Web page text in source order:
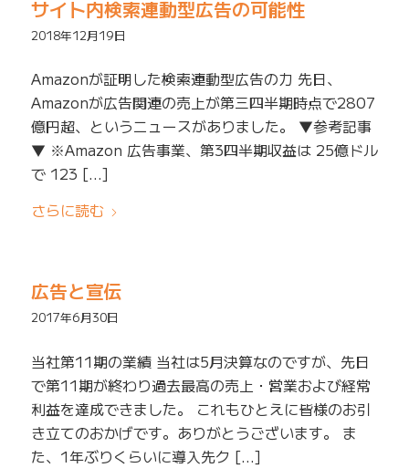
サイト内検索連動型広告の可能性
2018年12月19日
Amazonが証明した検索連動型広告の力 先日、
Amazonが広告関連の売上が第三四半期時点で2807
億円超、というニュースがありました。 ▼参考記事
▼ ※Amazon 広告事業、第3四半期収益は 25億ドル
で 123 […]
さらに読む
広告と宣伝
2017年6月30日
当社第11期の業績 当社は5月決算なのですが、先日
で第11期が終わり過去最高の売上・営業および経常
利益を達成できました。 これもひとえに皆様のお引
き立てのおかげです。ありがとうございます。 ま
た、1年ぶりくらいに導入先ク […]